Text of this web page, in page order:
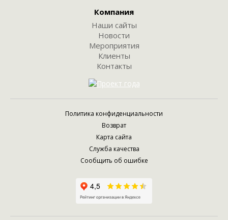
Компания
Наши сайты
Новости
Мероприятия
Клиенты
Контакты
Политика конфиденциальности
Возврат
Карта сайта
Служба качества
Сообщить об ошибке